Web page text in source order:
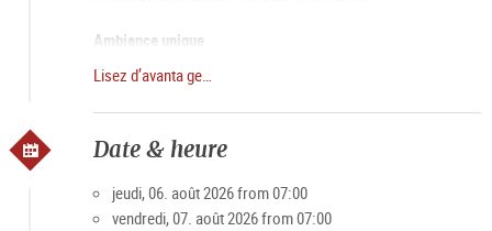
Ambiance unique
Particulièrement le samedi, le marché vert dégage une aura
toute spéciale. À 6 heures du matin, lorsque les stands
ouvrent leurs portes et que la ville se réveille doucement, le
apprécient le marché pour son ambiance conviviale. Surtout
le week-end, la place est un lieu de rencontre populaire pour
Lisez d’avanta ge…
Date & heure
jeudi, 06. août 2026 from 07:00
vendredi, 07. août 2026 from 07:00